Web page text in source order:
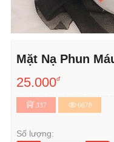
Mặt Nạ Phun
25.000đ
337 6678
Số lượng: